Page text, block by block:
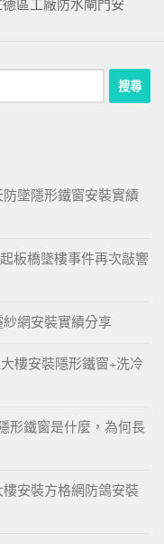
區工廠防水閘門安
墜隱形鐵窗安裝實績
板橋墜樓事件再次敲響
網安裝實績分享
樓安裝隱形鐵窗+洗冷
形鐵窗是什麼，為何長
安裝方格網防鴿安裝